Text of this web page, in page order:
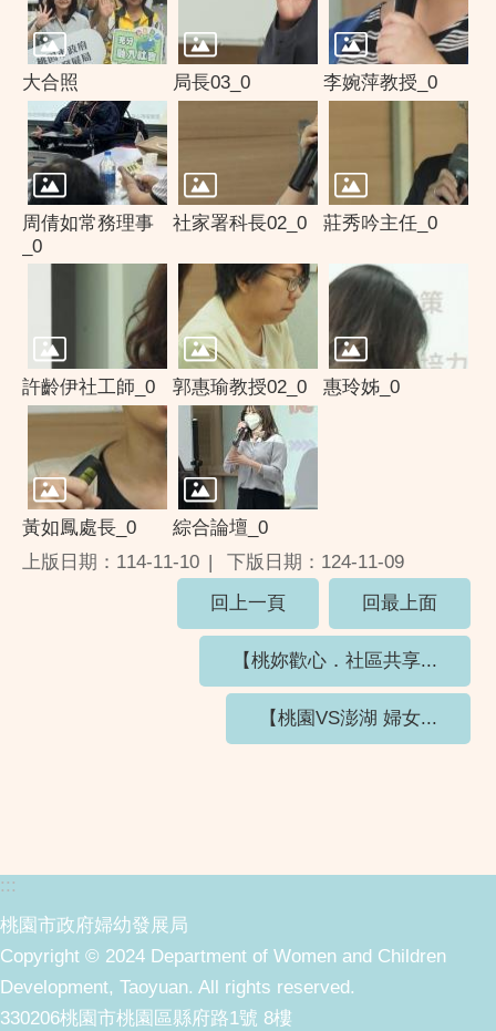
大合照 局長03_0 李婉萍教授_0
周倩如常務理事
_0
社家署科長02_0 莊秀吟主任_0
許齡伊社工師_0 郭惠瑜教授02_0 惠玲姊_0
黃如鳳處長_0
綜合論壇_0
上版日期：114-11-10
下版日期：124-11-09
回上一頁
回最上面
【桃妳歡心．社區共享...
【桃園VS澎湖 婦女...
:::
桃園市政府婦幼發展局
Copyright © 2024 Department of Women and Children
Development, Taoyuan. All rights reserved.
330206桃園市桃園區縣府路1號 8樓